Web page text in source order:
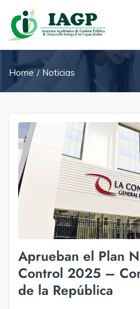
Home Noticias
Aprueban el Plan
Control 2025 –
de la República